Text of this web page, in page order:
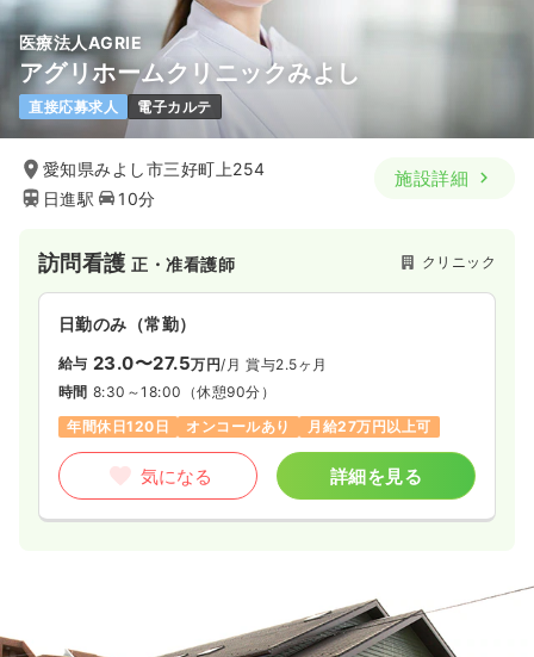
医療法人AGRIE
アグリホームクリニックみよし
直接応募求人 電子カルテ
愛知県みよし市三好町上254
日進駅
10分
施設詳細
訪問看護正・准看護師 クリニック
日勤のみ（常勤）
給与 23.0〜27.5万円/月 賞与2.5ヶ月
時間 8:30～18:00 （休憩90分）
年間休日120日
オンコールあり 月給27万円以上可
気になる 詳細を見る